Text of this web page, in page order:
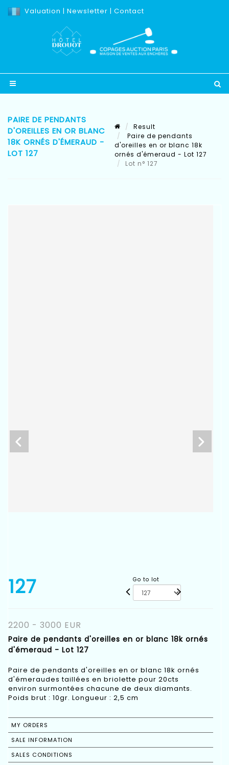
Valuation | Newsletter | Contact
PAIRE DE PENDANTS
D'OREILLES EN OR BLANC
18K ORNÉS D'ÉMERAUD -
LOT 127
Result
Paire de pendants
d'oreilles en or blanc 18k
ornés d'émeraud - Lot 127
Lot n° 127
127 Go to lot
2200 - 3000 EUR
Paire de pendants d'oreilles en or blanc 18k ornés
d'émeraud - Lot 127
Paire de pendants d'oreilles en or blanc 18k ornés
d'émeraudes taillées en briolette pour 20cts
environ surmontées chacune de deux diamants.
Poids brut : 10gr. Longueur : 2,5 cm
MY ORDERS
SALE INFORMATION
SALES CONDITIONS